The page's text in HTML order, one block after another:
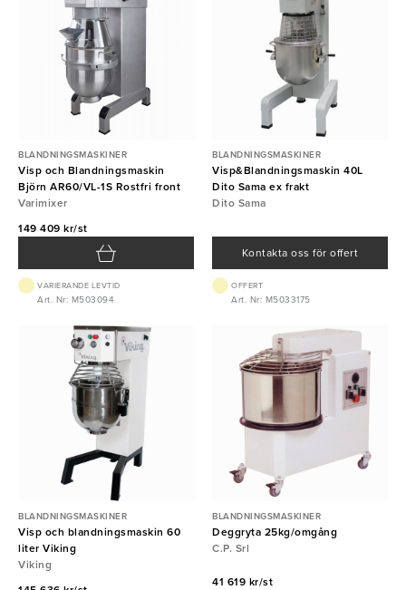
BLANDNINGSMASKINER
Visp och Blandningsmaskin
Björn AR60/VL-1S Rostfri front
Varimixer
149 409 kr/st
VARIERANDE LEVTID
Art. Nr: M503094
BLANDNINGSMASKINER
Visp&Blandningsmaskin 40L
Dito Sama ex frakt
Dito Sama
Kontakta oss för offert
OFFERT
Art. Nr: M5033175
BLANDNINGSMASKINER
Visp och blandningsmaskin 60
liter Viking
Viking
BLANDNINGSMASKINER
Deggryta 25kg/omgång
C.P. Srl
41 619 kr/st